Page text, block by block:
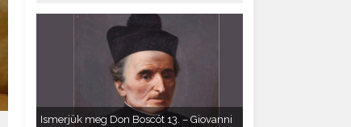
Ismerjük meg Don Boscót 13. – Giovanni